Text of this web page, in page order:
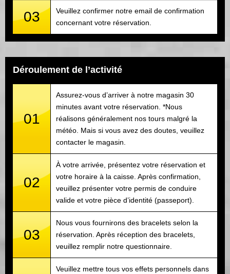
03
Veuillez confirmer notre email de confirmation
concernant votre réservation.
Déroulement de l’activité
01
Assurez-vous d’arriver à notre magasin 30
minutes avant votre réservation. *Nous
réalisons généralement nos tours malgré la
météo. Mais si vous avez des doutes, veuillez
contacter le magasin.
02
À votre arrivée, présentez votre réservation et
votre horaire à la caisse. Après confirmation,
veuillez présenter votre permis de conduire
valide et votre pièce d’identité (passeport).
03
Nous vous fournirons des bracelets selon la
réservation. Après réception des bracelets,
veuillez remplir notre questionnaire.
Veuillez mettre tous vos effets personnels dans